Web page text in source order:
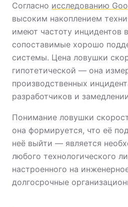
Согласно исследованию
высоким накоплением
имеют частоту инцидентов
сопоставимые хорошо
системы. Цена ловушки
гипотетической — она
производственных
разработчиков и
Понимание ловушки
она формируется, что её
неё выйти — является
любого технологического
настроенного на
долгосрочные